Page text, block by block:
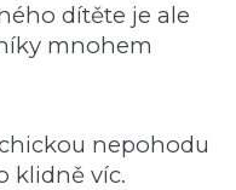
dítěte je ale
mnohem
nepohodu
klidně víc.